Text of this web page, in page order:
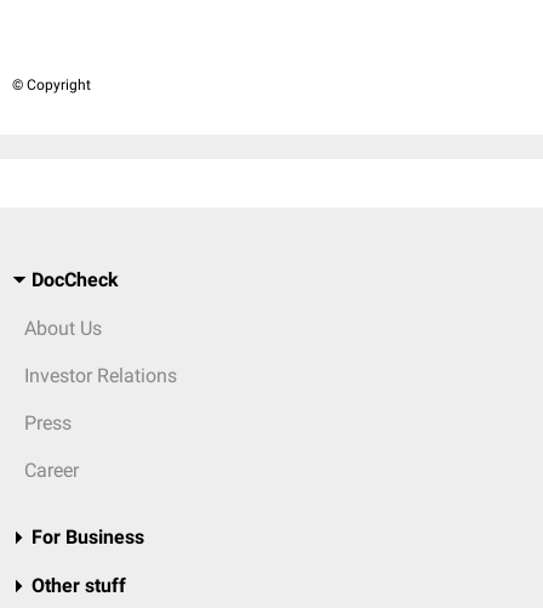
© Copyright
DocCheck
About Us
Investor Relations
Press
Career
For Business
Other stuff